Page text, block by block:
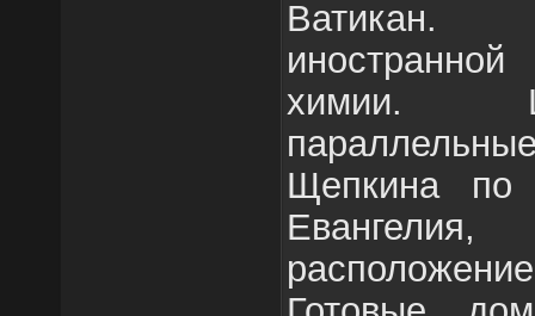
Ватикан.
химии.
Щепкина по